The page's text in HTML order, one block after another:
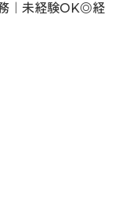
｜未経験OK◎経